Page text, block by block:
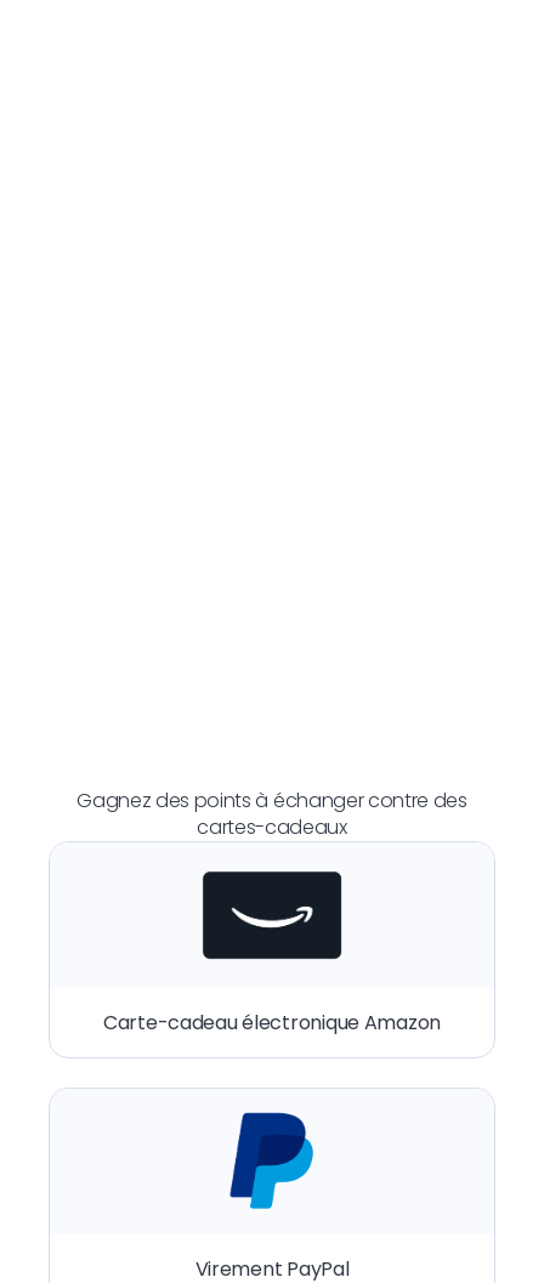
Gagnez des points à échanger contre des
cartes-cadeaux
Carte-cadeau électronique Amazon
Virement PayPal